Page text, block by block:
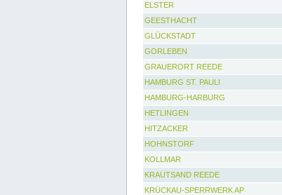
ELSTER
GEESTHACHT
GLÜCKSTADT
GORLEBEN
GRAUERORT REEDE
HAMBURG ST. PAULI
HAMBURG-HARBURG
HETLINGEN
HITZACKER
HOHNSTORF
KOLLMAR
KRAUTSAND REEDE
KRÜCKAU-SPERRWERK AP